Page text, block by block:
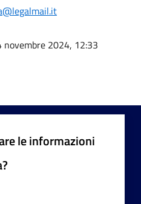
novembre 2024, 12:33
le informazioni